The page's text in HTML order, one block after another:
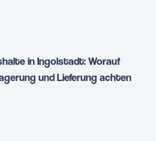
in Ingolstadt: Worauf
und Lieferung achten